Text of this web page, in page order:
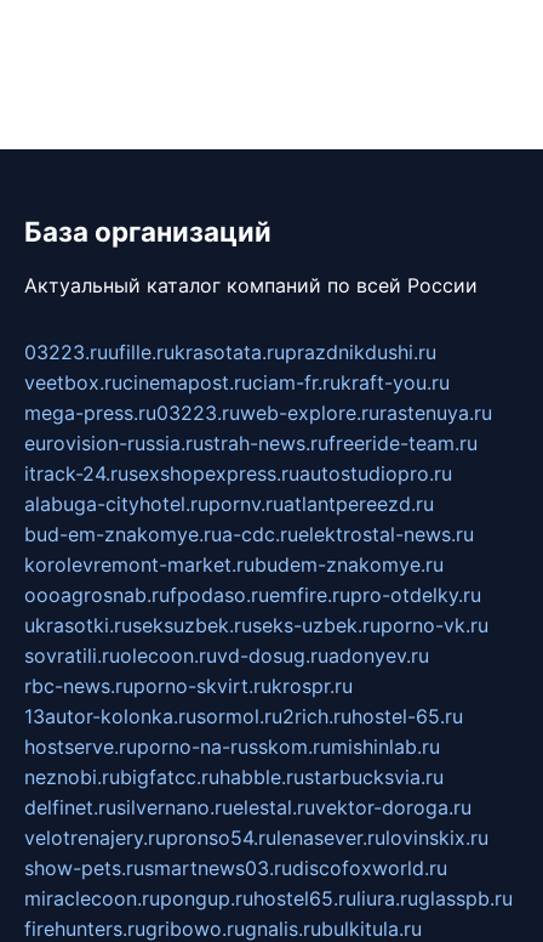
База организаций
Актуальный каталог компаний по всей России
03223.ruufille.rukrasotata.ruprazdnikdushi.ru
veetbox.rucinemapost.ruciam-fr.rukraft-you.ru
mega-press.ru03223.ruweb-explore.rurastenuya.ru
eurovision-russia.rustrah-news.rufreeride-team.ru
itrack-24.rusexshopexpress.ruautostudiopro.ru
alabuga-cityhotel.rupornv.ruatlantpereezd.ru
bud-em-znakomye.rua-cdc.ruelektrostal-news.ru
korolevremont-market.rubudem-znakomye.ru
oooagrosnab.rufpodaso.ruemfire.rupro-otdelky.ru
ukrasotki.ruseksuzbek.ruseks-uzbek.ruporno-vk.ru
sovratili.ruolecoon.ruvd-dosug.ruadonyev.ru
rbc-news.ruporno-skvirt.rukrospr.ru
13autor-kolonka.rusormol.ru2rich.ruhostel-65.ru
hostserve.ruporno-na-russkom.rumishinlab.ru
neznobi.rubigfatcc.ruhabble.rustarbucksvia.ru
delfinet.rusilvernano.ruelestal.ruvektor-doroga.ru
velotrenajery.rupronso54.rulenasever.rulovinskix.ru
show-pets.rusmartnews03.rudiscofoxworld.ru
miraclecoon.rupongup.ruhostel65.ruliura.ruglasspb.ru
firehunters.rugribowo.rugnalis.rubulkitula.ru